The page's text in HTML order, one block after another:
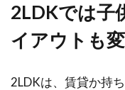
2LDKでは子
イアウトも
2LDKは、賃貸か持